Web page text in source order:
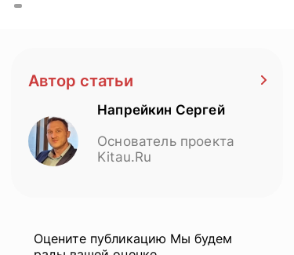
Автор статьи
Напрейкин Сергей
Основатель проекта
Kitau.Ru
Оцените публикацию Мы будем